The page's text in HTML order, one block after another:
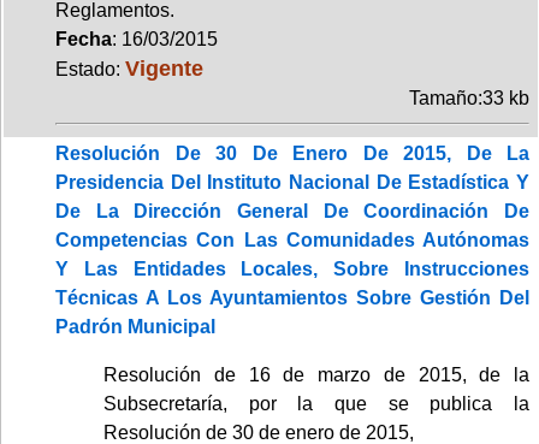
Reglamentos.
Fecha: 16/03/2015
Estado: Vigente
Tamaño:33 kb
Resolución De 30 De Enero De 2015, De La
Presidencia Del Instituto Nacional De Estadística Y
De La Dirección General De Coordinación De
Competencias Con Las Comunidades Autónomas
Y Las Entidades Locales, Sobre Instrucciones
Técnicas A Los Ayuntamientos Sobre Gestión Del
Padrón Municipal
Resolución de 16 de marzo de 2015, de la
Subsecretaría, por la que se publica la
Resolución de 30 de enero de 2015,